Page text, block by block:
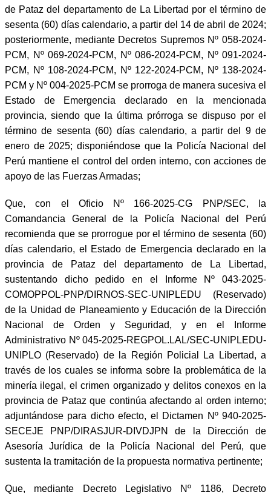
de Pataz del departamento de La Libertad por el término de
sesenta (60) días calendario, a partir del 14 de abril de 2024;
posteriormente, mediante Decretos Supremos Nº 058-2024-
PCM, Nº 069-2024-PCM, Nº 086-2024-PCM, Nº 091-2024-
PCM, Nº 108-2024-PCM, Nº 122-2024-PCM, Nº 138-2024-
PCM y Nº 004-2025-PCM se prorroga de manera sucesiva el
Estado de Emergencia declarado en la mencionada
provincia, siendo que la última prórroga se dispuso por el
término de sesenta (60) días calendario, a partir del 9 de
enero de 2025; disponiéndose que la Policía Nacional del
Perú mantiene el control del orden interno, con acciones de
apoyo de las Fuerzas Armadas;
Que, con el Oficio Nº 166-2025-CG PNP/SEC, la
Comandancia General de la Policía Nacional del Perú
recomienda que se prorrogue por el término de sesenta (60)
días calendario, el Estado de Emergencia declarado en la
provincia de Pataz del departamento de La Libertad,
sustentando dicho pedido en el Informe Nº 043-2025-
COMOPPOL-PNP/DIRNOS-SEC-UNIPLEDU (Reservado)
de la Unidad de Planeamiento y Educación de la Dirección
Nacional de Orden y Seguridad, y en el Informe
Administrativo Nº 045-2025-REGPOL.LAL/SEC-UNIPLEDU-
UNIPLO (Reservado) de la Región Policial La Libertad, a
través de los cuales se informa sobre la problemática de la
minería ilegal, el crimen organizado y delitos conexos en la
provincia de Pataz que continúa afectando al orden interno;
adjuntándose para dicho efecto, el Dictamen Nº 940-2025-
SECEJE PNP/DIRASJUR-DIVDJPN de la Dirección de
Asesoría Jurídica de la Policía Nacional del Perú, que
sustenta la tramitación de la propuesta normativa pertinente;
Que, mediante Decreto Legislativo Nº 1186, Decreto